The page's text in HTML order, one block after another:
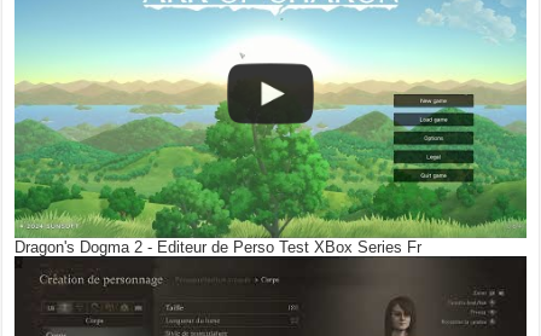
Dragon's Dogma 2 - Editeur de Perso Test XBox Series Fr